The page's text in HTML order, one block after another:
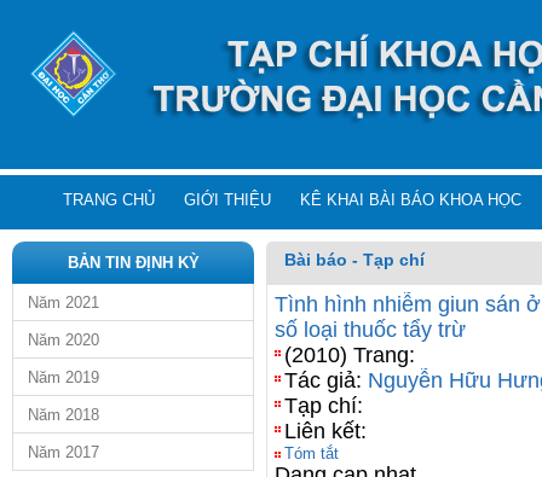
TRANG CHỦ GIỚI THIỆU KÊ KHAI BÀI BÁO KHOA HỌC
BẢN TIN ĐỊNH KỲ
Năm 2021
Năm 2020
Năm 2019
Năm 2018
Năm 2017
Bài báo - Tạp chí
Tình hình nhiễm giun sán
số loại thuốc tẩy trừ
(2010) Trang:
Tác giả: Nguyễn Hữu
Tạp chí:
Liên kết:
Tóm tắt